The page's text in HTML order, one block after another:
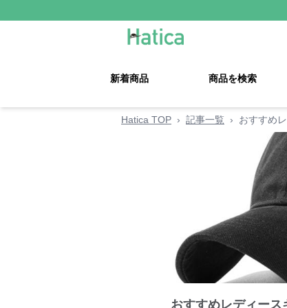
新着商品 商品を検索
Hatica TOP › 記事一覧 › おすすめ
おすすめレディース